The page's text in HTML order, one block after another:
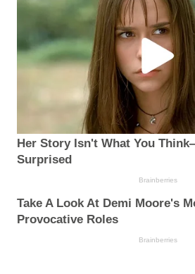
Her Story Isn't What You
Surprised
Brainberries
Take A Look At Demi Moore's
Provocative Roles
Brainberries